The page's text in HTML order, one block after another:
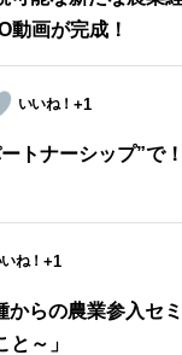
動画が完成！
+1
トナーシップ”
+1
からの農業参入セ
～」